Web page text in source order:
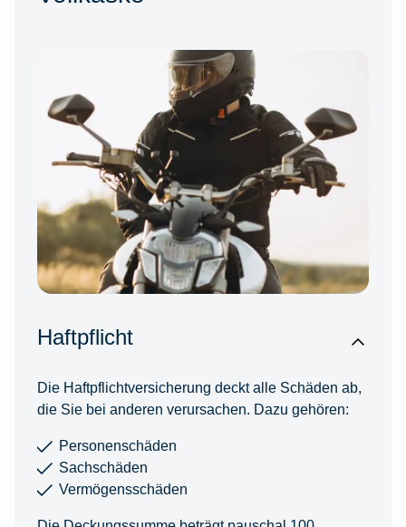
Haftpflicht
Die Haftpflichtversicherung deckt alle Schäden ab,
die Sie bei anderen verursachen. Dazu gehören:
Personenschäden
Sachschäden
Vermögensschäden